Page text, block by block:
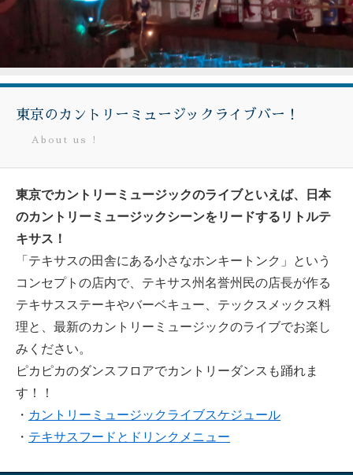
東京のカントリーミュージックライブバー！
About us !
東京でカントリーミュージックのライブといえば、日本
のカントリーミュージックシーンをリードするリトルテ
キサス！
「テキサスの田舎にある小さなホンキートンク」という
コンセプトの店内で、テキサス州名誉州民の店長が作る
テキサスステーキやバーベキュー、テックスメックス料
理と、最新のカントリーミュージックのライブでお楽し
みください。
ピカピカのダンスフロアでカントリーダンスも踊れま
す！！
・ カントリーミュージックライブスケジュール
・ テキサスフードとドリンクメニュー